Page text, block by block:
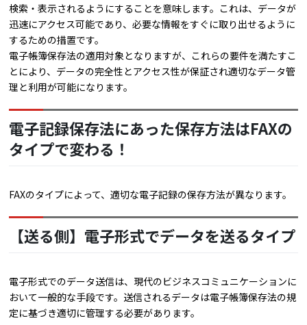
検索・表示されるようにすることを意味します。これは、データが
迅速にアクセス可能であり、必要な情報をすぐに取り出せるように
するための措置です。
電子帳簿保存法の適用対象となりますが、これらの要件を満たすこ
とにより、データの完全性とアクセス性が保証され適切なデータ管
理と利用が可能になります。
電子記録保存法にあった保存方法はFAXの
タイプで変わる！
FAXのタイプによって、適切な電子記録の保存方法が異なります。
【送る側】電子形式でデータを送るタイプ
電子形式でのデータ送信は、現代のビジネスコミュニケーションに
おいて一般的な手段です。送信されるデータは電子帳簿保存法の規
定に基づき適切に管理する必要があります。